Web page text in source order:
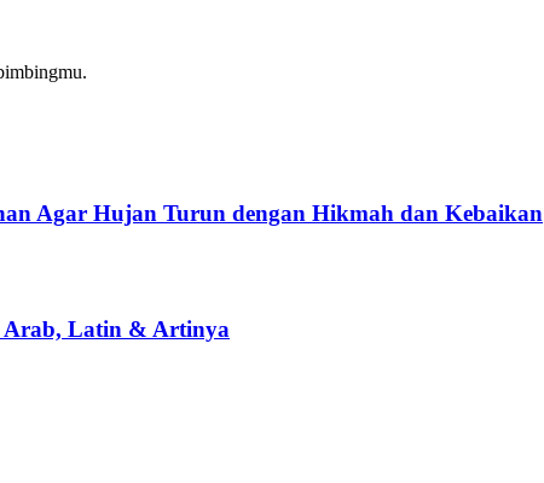
Agar Hujan Turun dengan Hikmah dan Kebaikan
Arab, Latin & Artinya